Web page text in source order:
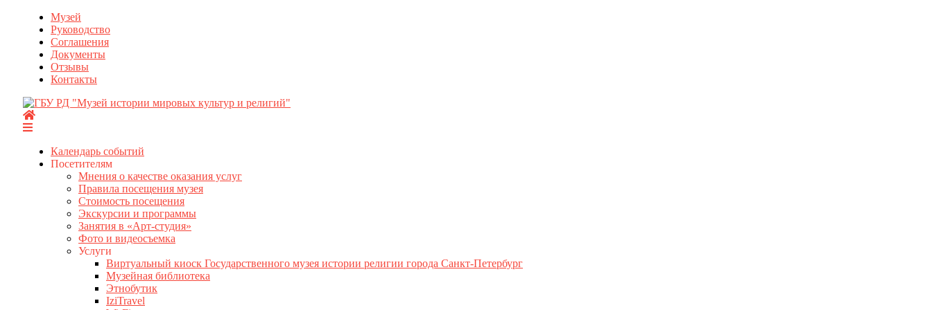
Перейти
содержимому
Музей
Руководство
Соглашения
Документы
Отзывы
Контакты
Календарь событий
Посетителям
Мнения о качестве оказания услуг
Правила посещения музея
Стоимость посещения
Экскурсии и программы
Занятия в «Арт-студия»
Фото и видеосъемка
Услуги
Виртуальный киоск Государственного музея истории религии города Санкт-Петербург
Музейная библиотека
Этнобутик
IziTravel